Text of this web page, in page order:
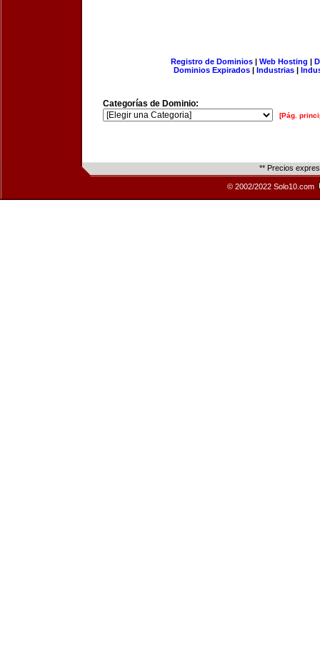
Registro de Dominios| Web Hosting |
Dominios Expirados | Industrias |
Categorías de Dominio:
[Pág.
** Precios
© 2002/2022 Solo10.com